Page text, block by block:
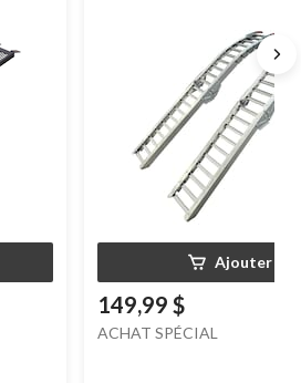
Ajouter
149,99 $
ACHAT SPÉCIAL